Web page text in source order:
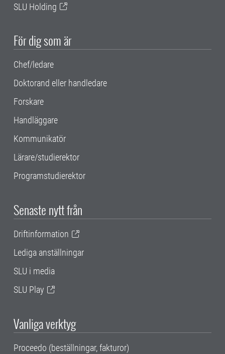
SLU Holding
För dig som är
Chef/ledare
Doktorand eller handledare
Forskare
Handläggare
Kommunikatör
Lärare/studierektor
Programstudierektor
Senaste nytt från
Driftinformation
Lediga anställningar
SLU i media
SLU Play
Vanliga verktyg
Proceedo (beställningar, fakturor)